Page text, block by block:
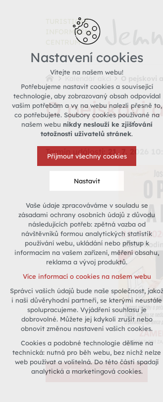
TURISTICKÉ
INFORMAČNÍ
CENTRUM
O
O pejskovi
Termín události: 21. 7. 2026
ZPĚT NA KALENDÁŘ
Nastavení cookies
Vítejte na našem webu!
Potřebujeme nastavit cookies a související
technologie, aby zobrazovaný obsah odpovídal
vašim potřebám a vy na webu nalezli přesně to,
co potřebujete. Soubory cookies používané na
našem webu nikdy neslouží ke zjišťování
totožnosti uživatelů stránek.
Přijmout všechny cookies
Nastavit
Technická cookies
nutná pro provozování webu
udržení kontextu stránek (session):
případná přihlášení, volby jazyka, apod.
Volitelná cookies
vyhodnocení návštěvnosti
marketingová cookies (Google)
Více informací o cookies na našem webu
Odmítnout vše
Vaše údaje zpracováváme v souladu se
zásadami ochrany osobních údajů z důvodu
následujících potřeb: zpětná vazba od
návštěvníků formou analytických statistik
používání webu, ukládání nebo přístup k
informacím na vašem zařízení, měření obsahu,
reklama a vývoj produktů.
Více informací o cookies na našem webu
Správci vašich údajů bude naše společnost, jakož
i naši důvěryhodní partneři, se kterými neustále
spolupracujeme. Vyjádření souhlasu je
dobrovolné. Můžete jej kdykoli zrušit nebo
obnovit změnou nastavení vašich cookies.
Cookies a podobné technologie dělíme na
technická: nutná pro běh webu, bez nichž nelze
web používat a volitelná. Do této části spadají
analytická a marketingová cookies.